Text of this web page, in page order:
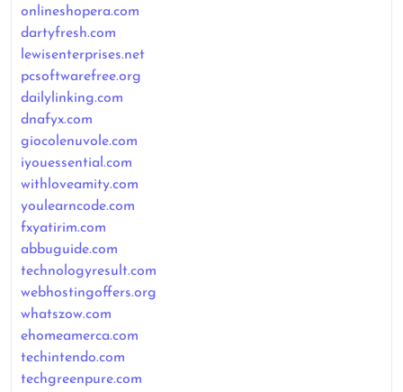
onlineshopera.com
dartyfresh.com
lewisenterprises.net
pcsoftwarefree.org
dailylinking.com
dnafyx.com
giocolenuvole.com
iyouessential.com
withloveamity.com
youlearncode.com
fxyatirim.com
abbuguide.com
technologyresult.com
webhostingoffers.org
whatszow.com
ehomeamerca.com
techintendo.com
techgreenpure.com